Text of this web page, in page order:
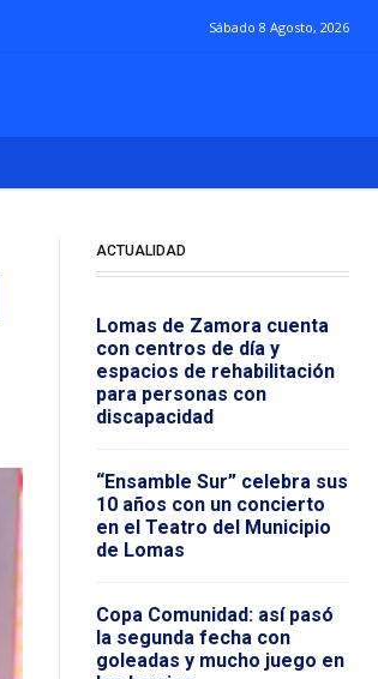
Sábado 8 Agosto, 2026
ACTUALIDAD
Lomas de Zamora cuenta
con centros de día y
espacios de rehabilitación
para personas con
discapacidad
“Ensamble Sur” celebra sus
10 años con un concierto
en el Teatro del Municipio
de Lomas
Copa Comunidad: así pasó
la segunda fecha con
goleadas y mucho juego en